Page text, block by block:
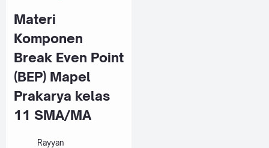
Materi
Komponen
Break Even Point
(BEP) Mapel
Prakarya kelas
11 SMA/MA
Rayyan